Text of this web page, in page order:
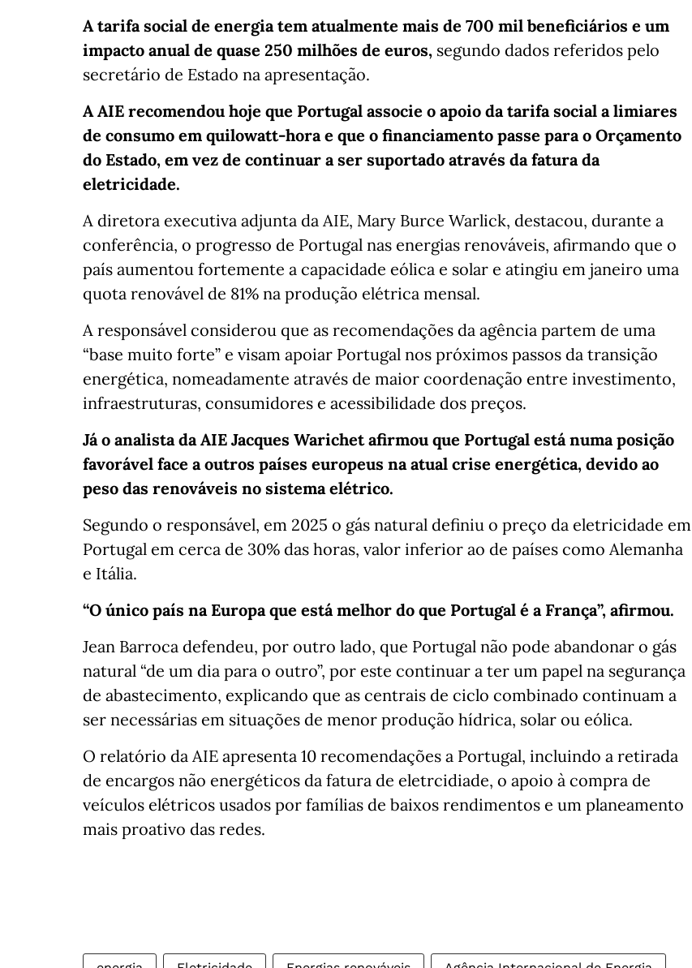
A tarifa social de energia tem atualmente mais de 700 mil beneficiários e um
impacto anual de quase 250 milhões de euros, segundo dados referidos pelo
secretário de Estado na apresentação.
A AIE recomendou hoje que Portugal associe o apoio da tarifa social a limiares
de consumo em quilowatt-hora e que o financiamento passe para o Orçamento
do Estado, em vez de continuar a ser suportado através da fatura da
eletricidade.
A diretora executiva adjunta da AIE, Mary Burce Warlick, destacou, durante a
conferência, o progresso de Portugal nas energias renováveis, afirmando que o
país aumentou fortemente a capacidade eólica e solar e atingiu em janeiro uma
quota renovável de 81% na produção elétrica mensal.
A responsável considerou que as recomendações da agência partem de uma
“base muito forte” e visam apoiar Portugal nos próximos passos da transição
energética, nomeadamente através de maior coordenação entre investimento,
infraestruturas, consumidores e acessibilidade dos preços.
Já o analista da AIE Jacques Warichet afirmou que Portugal está numa posição
favorável face a outros países europeus na atual crise energética, devido ao
peso das renováveis no sistema elétrico.
Segundo o responsável, em 2025 o gás natural definiu o preço da eletricidade em
Portugal em cerca de 30% das horas, valor inferior ao de países como Alemanha
e Itália.
“O único país na Europa que está melhor do que Portugal é a França”, afirmou.
Jean Barroca defendeu, por outro lado, que Portugal não pode abandonar o gás
natural “de um dia para o outro”, por este continuar a ter um papel na segurança
de abastecimento, explicando que as centrais de ciclo combinado continuam a
ser necessárias em situações de menor produção hídrica, solar ou eólica.
O relatório da AIE apresenta 10 recomendações a Portugal, incluindo a retirada
de encargos não energéticos da fatura de eletrcidiade, o apoio à compra de
veículos elétricos usados por famílias de baixos rendimentos e um planeamento
mais proativo das redes.